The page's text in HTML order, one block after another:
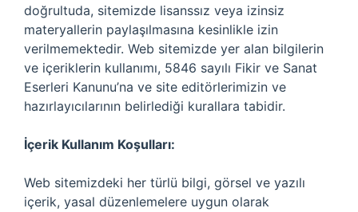
doğrultuda, sitemizde lisanssız veya izinsiz
materyallerin paylaşılmasına kesinlikle izin
verilmemektedir. Web sitemizde yer alan bilgilerin
ve içeriklerin kullanımı, 5846 sayılı Fikir ve Sanat
Eserleri Kanunu’na ve site editörlerimizin ve
hazırlayıcılarının belirlediği kurallara tabidir.
İçerik Kullanım Koşulları:
Web sitemizdeki her türlü bilgi, görsel ve yazılı
içerik, yasal düzenlemelere uygun olarak